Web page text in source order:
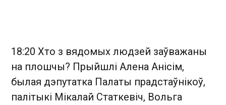
18:20 Хто з вядомых людзей заўважаны
на плошчы? Прыйшлі Алена Анісім,
былая дэпутатка Палаты прадстаўнікоў,
палітыкі Мікалай Статкевіч, Вольга